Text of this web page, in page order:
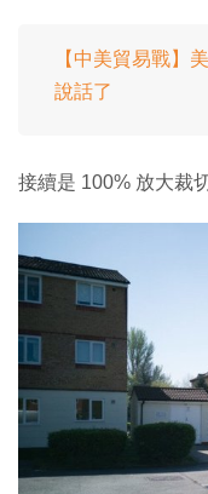
【中美貿易戰】
說話了
接續是 100% 放大裁